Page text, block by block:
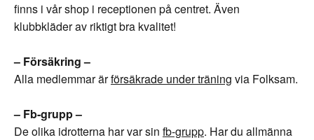
finns i vår shop i receptionen på centret. Även
klubbkläder av riktigt bra kvalitet!
– Försäkring –
Alla medlemmar ärförsäkrade under träning via Folksam.
– Fb-grupp –
De olika idrotterna har var sin fb-grupp. Har du allmänna